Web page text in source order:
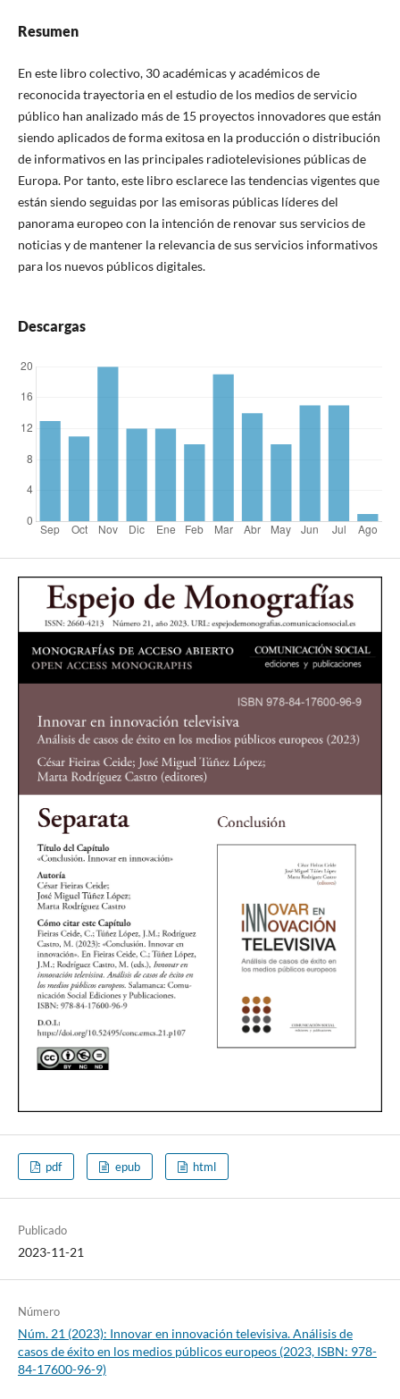
Resumen
En este libro colectivo, 30 académicas y académicos de
reconocida trayectoria en el estudio de los medios de servicio
público han analizado más de 15 proyectos innovadores que están
siendo aplicados de forma exitosa en la producción o distribución
de informativos en las principales radiotelevisiones públicas de
Europa. Por tanto, este libro esclarece las tendencias vigentes que
están siendo seguidas por las emisoras públicas líderes del
panorama europeo con la intención de renovar sus servicios de
noticias y de mantener la relevancia de sus servicios informativos
para los nuevos públicos digitales.
Descargas
pdf epub html
Publicado
2023-11-21
Número
Núm. 21 (2023): Innovar en innovación televisiva. Análisis de
casos de éxito en los medios públicos europeos (2023, ISBN: 978-
84-17600-96-9)